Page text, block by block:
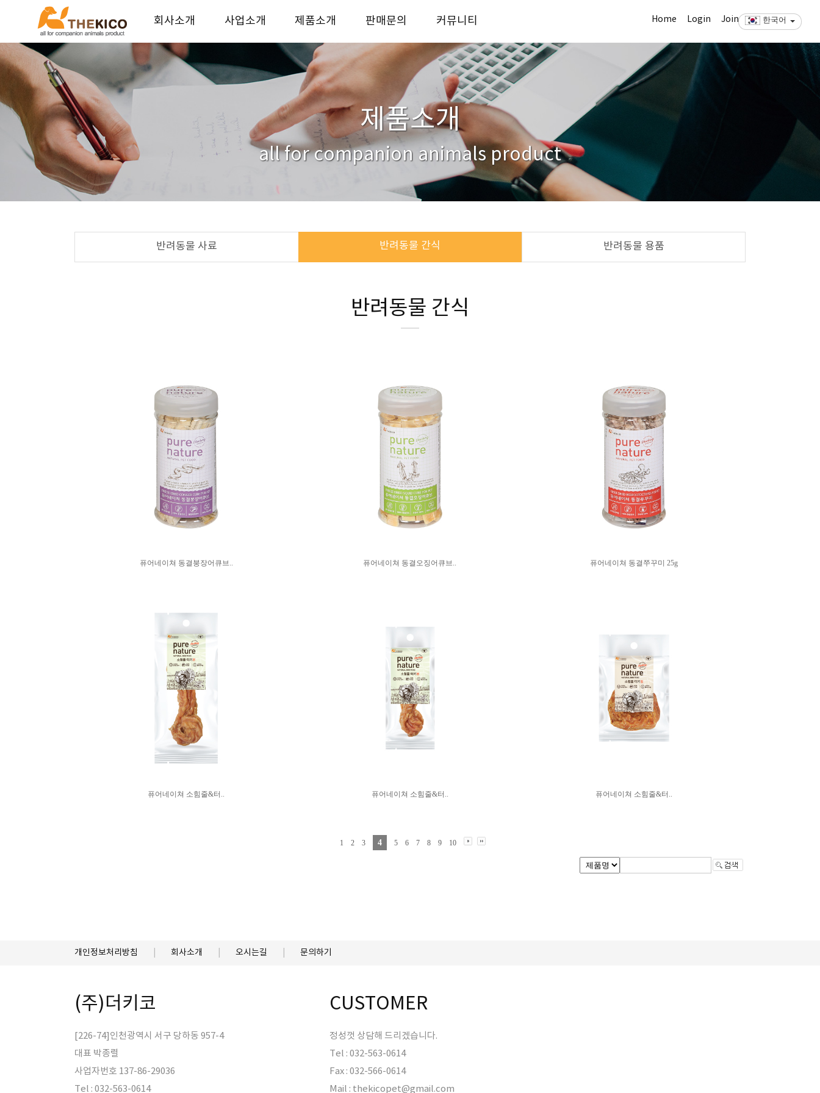
한국어
Home Login Join
회사소개
더키코 회사소개
사업소개
사업안내
제품소개
반려동물 사료
반려동물 간식
반려동물 용품
판매문의
사업자전용 판매처
커뮤니티
KICO story
자료실
문의하기
제품소개
all for companion animals product
반려동물 사료 반려동물 간식 반려동물 용품
반려동물 간식
퓨어네이쳐 동결붕장어큐브.. 퓨어네이쳐 동결오징어큐브.. 퓨어네이쳐 동결쭈꾸미 25g
퓨어네이쳐 소힘줄&터.. 퓨어네이쳐 소힘줄&터.. 퓨어네이쳐 소힘줄&터..
1 2 3 4 5 6 7 8 9 10
개인정보처리방침 회사소개 오시는길 문의하기
(주)더키코
[226-74]인천광역시 서구 당하동 957-4
대표 박종렬
사업자번호 137-86-29036
Tel : 032-563-0614
CUSTOMER
정성껏 상담해 드리겠습니다.
Tel : 032-563-0614
Fax : 032-566-0614
Mail : thekicopet@gmail.com